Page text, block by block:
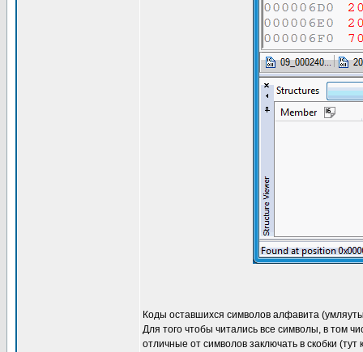
Коды оставшихся символов алфавита
Для того чтобы читались все символы, в том
отличные от символов заключать в скобки